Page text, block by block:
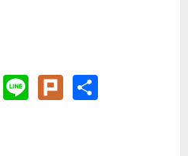
Twitter
LinePlurk